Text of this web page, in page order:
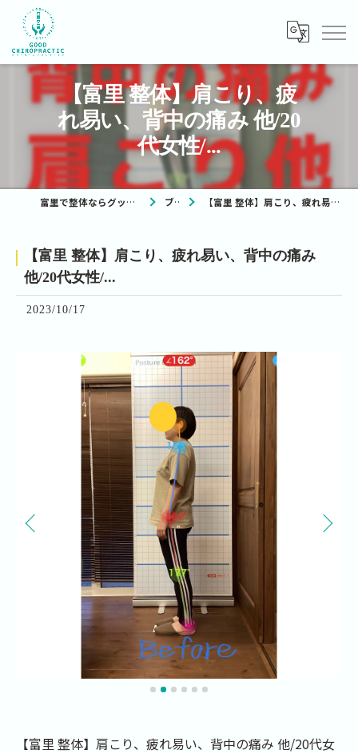
【富里 整体】肩こり、疲
れ易い、背中の痛み 他/20
代女性/...
富里で整体ならグッドカイロプラクティック ブログ 【富里 整体】肩こり、疲れ易い、背中の痛み 他/20代女性/...
【富里 整体】肩こり、疲れ易い、背中の痛み
他/20代女性/...
2023/10/17
【富里 整体】肩こり、疲れ易い、背中の痛み 他/20代女